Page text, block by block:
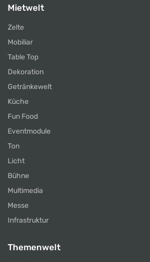
Mietwelt
Zelte
Mobiliar
Table Top
Dekoration
Getränkewelt
Küche
Fun Food
Eventmodule
Ton
Licht
Bühne
Multimedia
Messe
Infrastruktur
Themenwelt